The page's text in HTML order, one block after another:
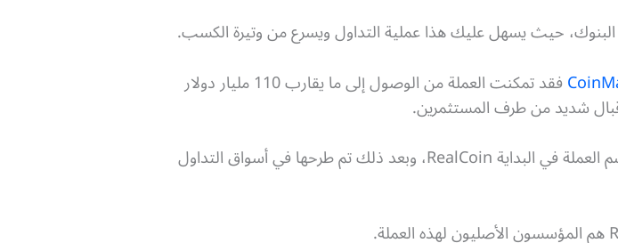
حيث يسهل عليك هذا عملية التداول ويسرع من وتيرة الكسب.
فقد تمكنت العملة من الوصول إلى ما يقارب 110 مليار دولار
شديد من طرف المستثمرين.
تم إطلاق عملة Tether لأول مرة كعملة حقيقية عام 2014، وكان اسم العملة في البداية RealCoin، وبعد ذلك تم طرحها في أسواق التداول